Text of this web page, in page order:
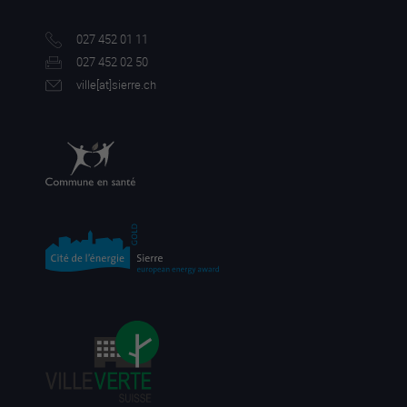
027 452 01 11
027 452 02 50
ville[at]sierre.ch